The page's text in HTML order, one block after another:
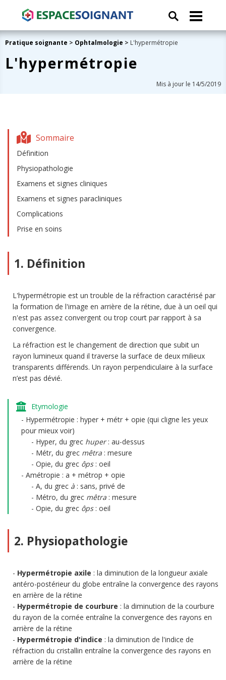
Pratique soignante > Ophtalmologie > L'hypermétropie
L'hypermétropie
Mis à jour le 14/5/2019
Sommaire
Définition
Physiopathologie
Examens et signes cliniques
Examens et signes paracliniques
Complications
Prise en soins
1. Définition
L'hypermétropie est un trouble de la réfraction caractérisé par
la formation de l'image en arrière de la rétine, due à un oeil qui
n'est pas assez convergent ou trop court par rapport à sa
convergence.
La réfraction est le changement de direction que subit un
rayon lumineux quand il traverse la surface de deux milieux
transparents différends. Un rayon perpendiculaire à la surface
n’est pas dévié.
Etymologie
Hypermétropie : hyper + métr + opie (qui cligne les yeux
pour mieux voir)
Hyper, du grec huper: au-dessus
Métr, du grec mêtra : mesure
Opie, du grec ôps: oeil
Amétropie : a + métrop + opie
A, du grec à : sans, privé de
Métro, du grec mêtra : mesure
Opie, du grec ôps: oeil
2. Physiopathologie
Hypermétropie axile : la diminution de la longueur axiale
antéro-postérieur du globe entraîne la convergence des rayons
en arrière de la rétine
Hypermétropie de courbure : la diminution de la courbure
du rayon de la cornée entraîne la convergence des rayons en
arrière de la rétine
Hypermétropie d'indice : la diminution de l'indice de
réfraction du cristallin entraîne la convergence des rayons en
arrière de la rétine